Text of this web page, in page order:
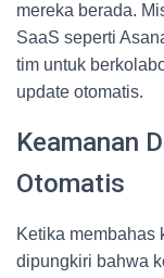
mereka berada.
SaaS seperti
tim untuk
update otomatis.
Keamanan
Otomatis
Ketika membahas
dipungkiri bahwa